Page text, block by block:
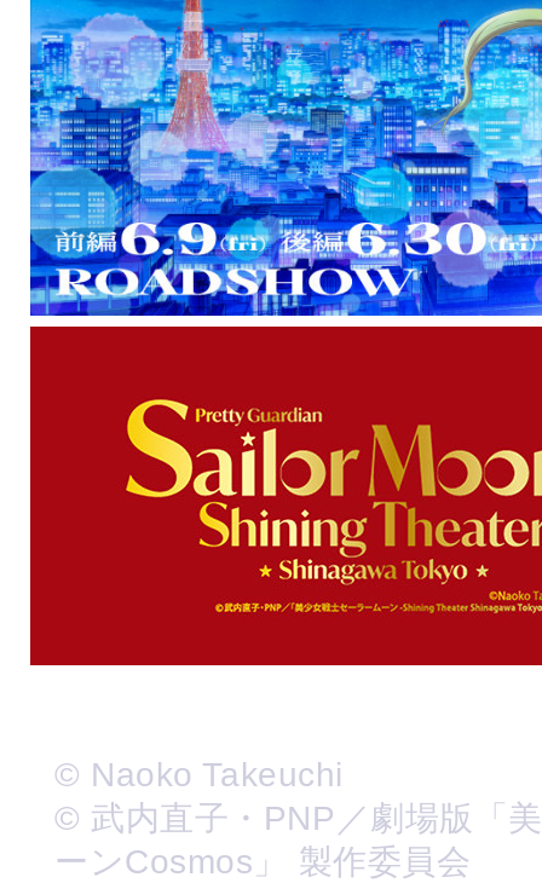
© Naoko Takeuchi
© 武内直子・PNP／劇場版「
ーンCosmos」 製作委員会